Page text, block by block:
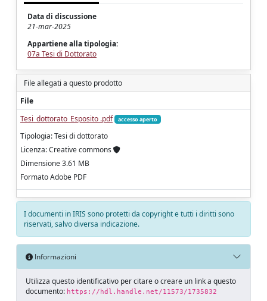
Data di discussione
21-mar-2025
Appartiene alla tipologia:
07a Tesi di Dottorato
File allegati a questo prodotto
File
Tesi_dottorato_Esposito .pdf
accesso aperto
Tipologia: Tesi di dottorato
Licenza: Creative commons
Dimensione 3.61 MB
Formato Adobe PDF
I documenti in IRIS sono protetti da copyright e tutti i diritti sono
riservati, salvo diversa indicazione.
Informazioni
Utilizza questo identificativo per citare o creare un link a questo
documento: https://hdl.handle.net/11573/1735832